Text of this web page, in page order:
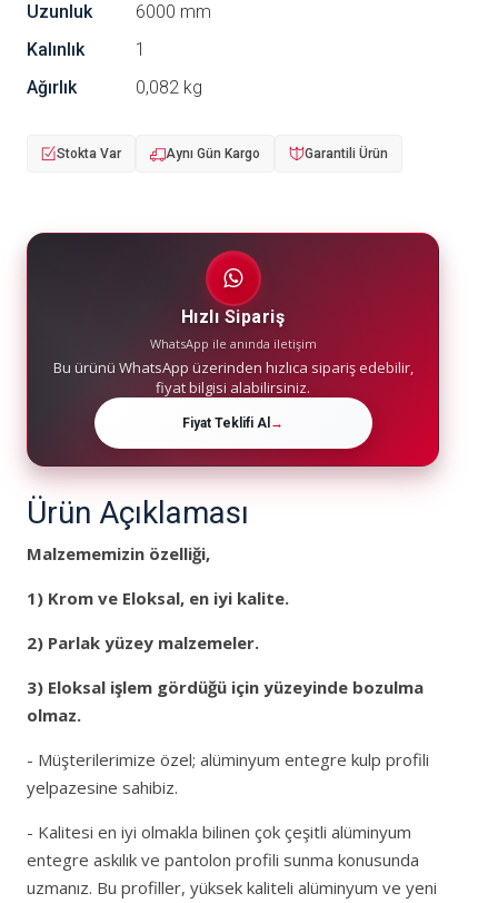
Uzunluk
6000 mm
Kalınlık
1
Ağırlık
0,082 kg
Stokta Var Aynı Gün Kargo Garantili Ürün
Hızlı Sipariş
WhatsApp ile anında iletişim
Bu ürünü WhatsApp üzerinden hızlıca sipariş edebilir,
fiyat bilgisi alabilirsiniz.
Fiyat Teklifi Al →
Ürün Açıklaması
Malzememizin özelliği,
1) Krom ve Eloksal, en iyi kalite.
2) Parlak yüzey malzemeler.
3) Eloksal işlem gördüğü için yüzeyinde bozulma
olmaz.
- Müşterilerimize özel; alüminyum entegre kulp profili
yelpazesine sahibiz.
- Kalitesi en iyi olmakla bilinen çok çeşitli alüminyum
entegre askılık ve pantolon profili sunma konusunda
uzmanız. Bu profiller, yüksek kaliteli alüminyum ve yeni